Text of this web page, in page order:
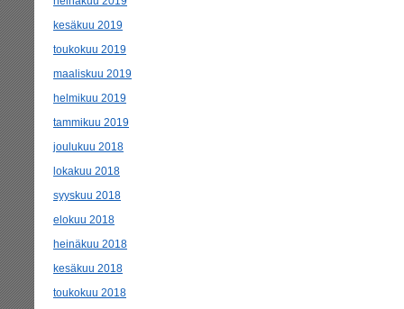
kesäkuu 2019
toukokuu 2019
maaliskuu 2019
helmikuu 2019
tammikuu 2019
joulukuu 2018
lokakuu 2018
syyskuu 2018
elokuu 2018
heinäkuu 2018
kesäkuu 2018
toukokuu 2018